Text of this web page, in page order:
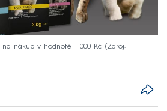
nákup v hodnotě 1 000 Kč
Zdroj: